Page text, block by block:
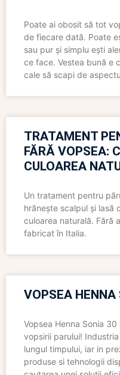
Poate ai obosit să tot
de fiecare dată. Poate
sau pur și simplu ești
ce face. Vestea bună e
cale să scapi de
TRATAMENT
FĂRĂ VOPSEA:
CULOAREA
Un tratament pentru
hrănește scalpul și lasă
culoarea naturală. Fără
fabricat în Italia.
VOPSEA
Vopsea Henna Sonia
vopsirii parului!
lungul timpului, iar in
produse si tehnologii